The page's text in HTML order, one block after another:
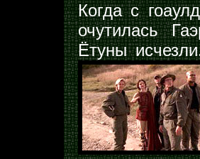
Когда с
очутилась
Ётуны